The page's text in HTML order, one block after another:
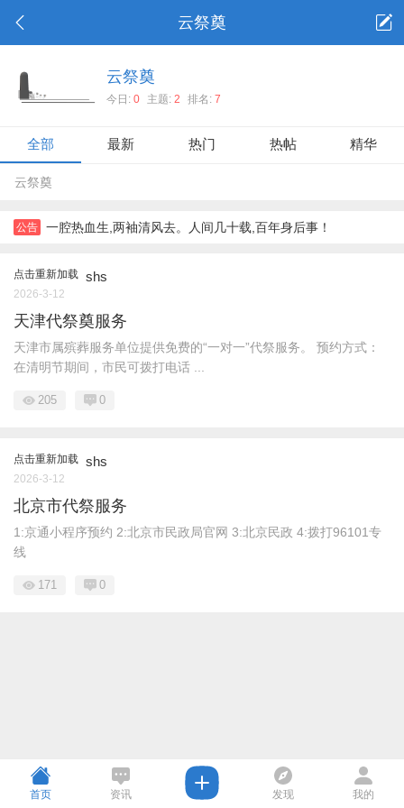
云祭奠
云祭奠
今日: 0 主题: 2 排名: 7
全部 最新 热门 热帖 精华
云祭奠
公告 一腔热血生,两袖清风去。人间几十载,百年身后事！
点击重新加载 shs
2026-3-12
天津代祭奠服务
天津市属殡葬服务单位提供免费的“一对一”代祭服务。 预约方式：
在清明节期间，市民可拨打电话 ...
205 0
点击重新加载 shs
2026-3-12
北京市代祭服务
1:京通小程序预约 2:北京市民政局官网 3:北京民政 4:拨打96101专
线
171 0
首页 资讯 发现 我的